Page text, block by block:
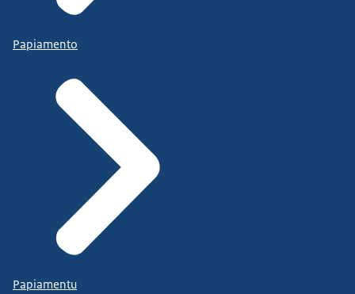
Papiamento
Papiamentu